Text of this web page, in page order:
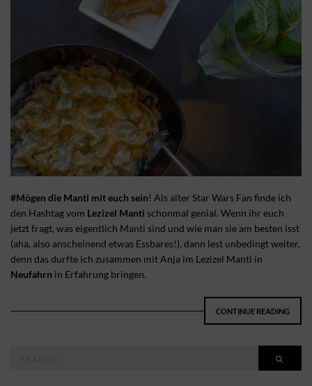
#Mögen die Manti mit euch sein! Als alter Star Wars Fan finde ich
den Hashtag vom Lezizel Manti schonmal genial. Wenn ihr euch
jetzt fragt, was eigentlich Manti sind und wie man sie am besten isst
(aha, also anscheinend etwas Essbares!), dann lest unbedingt weiter,
denn das durfte ich zusammen mit Anja im Lezizel Manti in
Neufahrn in Erfahrung bringen.
CONTINUE READING